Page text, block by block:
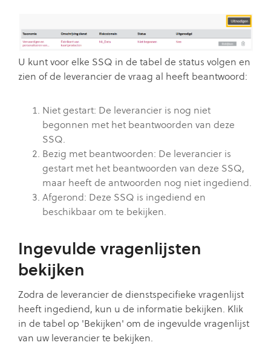
U kunt voor elke SSQ in de tabel de status volgen en
zien of de leverancier de vraag al heeft beantwoord:
Niet gestart: De leverancier is nog niet
begonnen met het beantwoorden van deze
SSQ.
Bezig met beantwoorden: De leverancier is
gestart met het beantwoorden van deze SSQ,
maar heeft de antwoorden nog niet ingediend.
Afgerond: Deze SSQ is ingediend en
beschikbaar om te bekijken.
Ingevulde vragenlijsten
bekijken
Zodra de leverancier de dienstspecifieke vragenlijst
heeft ingediend, kun u de informatie bekijken. Klik
in de tabel op 'Bekijken' om de ingevulde vragenlijst
van uw leverancier te bekijken.